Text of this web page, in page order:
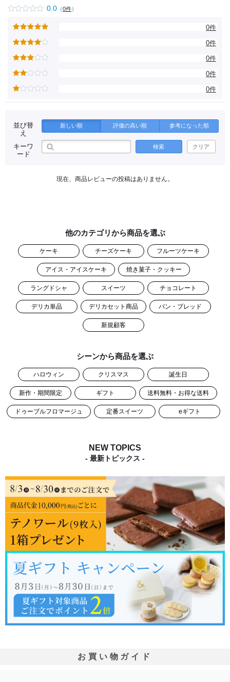
0.0 （0件）
0件
0件
0件
0件
0件
並び替
え
新しい順 評価の高い順 参考になった順
キーワ
ード
検索 クリア
現在、商品レビューの投稿はありません。
他のカテゴリから商品を選ぶ
ケーキ チーズケーキ フルーツケーキ
アイス・アイスケーキ 焼き菓子・クッキー
ラングドシャ スイーツ チョコレート
デリカ単品 デリカセット商品 パン・ブレッド
新規顧客
シーンから商品を選ぶ
ハロウィン クリスマス 誕生日
新作・期間限定 ギフト 送料無料・お得な送料
ドゥーブルフロマージュ 定番スイーツ eギフト
NEW TOPICS
- 最新トピックス -
お買い物ガイド